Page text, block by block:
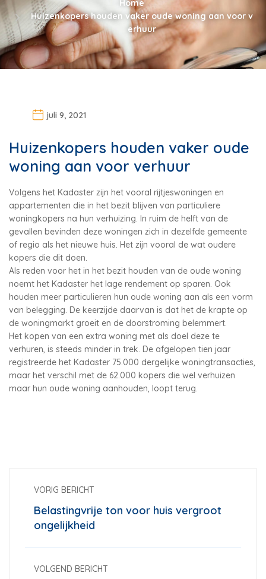
Home
Huizenkopers houden vaker oude woning aan voor v
erhuur
juli 9, 2021
Huizenkopers houden vaker oude
woning aan voor verhuur
Volgens het Kadaster zijn het vooral rijtjeswoningen en
appartementen die in het bezit blijven van particuliere
woningkopers na hun verhuizing. In ruim de helft van de
gevallen bevinden deze woningen zich in dezelfde gemeente
of regio als het nieuwe huis. Het zijn vooral de wat oudere
kopers die dit doen.
Als reden voor het in het bezit houden van de oude woning
noemt het Kadaster het lage rendement op sparen. Ook
houden meer particulieren hun oude woning aan als een vorm
van belegging. De keerzijde daarvan is dat het de krapte op
de woningmarkt groeit en de doorstroming belemmert.
Het kopen van een extra woning met als doel deze te
verhuren, is steeds minder in trek. De afgelopen tien jaar
registreerde het Kadaster 75.000 dergelijke woningtransacties,
maar het verschil met de 62.000 kopers die wel verhuizen
maar hun oude woning aanhouden, loopt terug.
VORIG BERICHT
Belastingvrije ton voor huis vergroot
ongelijkheid
VOLGEND BERICHT